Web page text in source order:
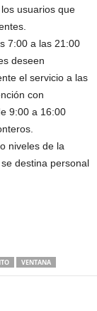
usuarios que
7:00 a las 21:00
deseen
el servicio a las
con
9:00 a 16:00
niveles de la
destina personal
VENTANA